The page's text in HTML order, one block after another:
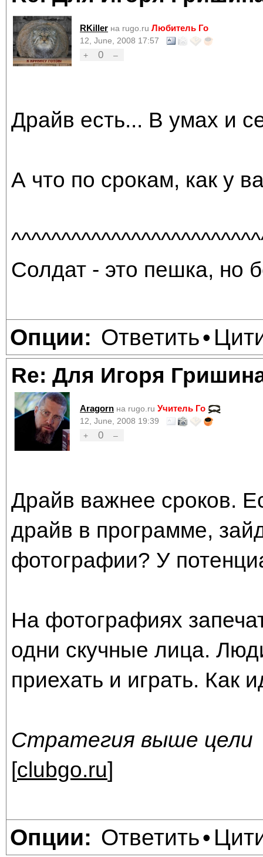
RKiller на rugo.ru Любитель Го
12, June, 2008 17:57
+
0 –
Драйв есть... В умах и
А что по срокам, как у
Солдат - это пешка, но
Опции: Ответить•
Re: Для Игоря
Aragorn на rugo.ru Учитель Го
12, June, 2008 19:39
+
0 –
Драйв важнее сроков.
драйв в программе,
фотографии? У
На фотографиях
одни скучные лица.
приехать и играть. Как
Стратегия выше цели
[clubgo.ru]
Опции: Ответить•